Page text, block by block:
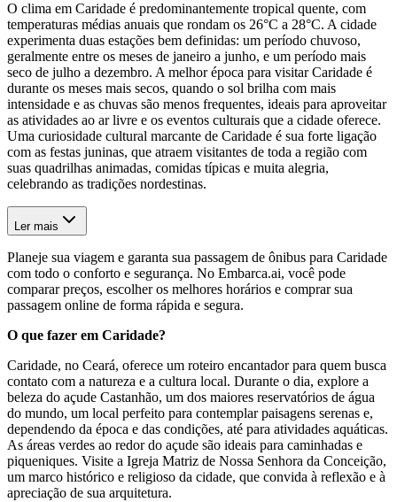
O clima em Caridade é predominantemente tropical quente, com
temperaturas médias anuais que rondam os 26°C a 28°C. A cidade
experimenta duas estações bem definidas: um período chuvoso,
geralmente entre os meses de janeiro a junho, e um período mais
seco de julho a dezembro. A melhor época para visitar Caridade é
durante os meses mais secos, quando o sol brilha com mais
intensidade e as chuvas são menos frequentes, ideais para aproveitar
as atividades ao ar livre e os eventos culturais que a cidade oferece.
Uma curiosidade cultural marcante de Caridade é sua forte ligação
com as festas juninas, que atraem visitantes de toda a região com
suas quadrilhas animadas, comidas típicas e muita alegria,
celebrando as tradições nordestinas.
Ler mais
Planeje sua viagem e garanta sua passagem de ônibus para Caridade
com todo o conforto e segurança. No Embarca.ai, você pode
comparar preços, escolher os melhores horários e comprar sua
passagem online de forma rápida e segura.
O que fazer em Caridade?
Caridade, no Ceará, oferece um roteiro encantador para quem busca
contato com a natureza e a cultura local. Durante o dia, explore a
beleza do açude Castanhão, um dos maiores reservatórios de água
do mundo, um local perfeito para contemplar paisagens serenas e,
dependendo da época e das condições, até para atividades aquáticas.
As áreas verdes ao redor do açude são ideais para caminhadas e
piqueniques. Visite a Igreja Matriz de Nossa Senhora da Conceição,
um marco histórico e religioso da cidade, que convida à reflexão e à
apreciação de sua arquitetura.